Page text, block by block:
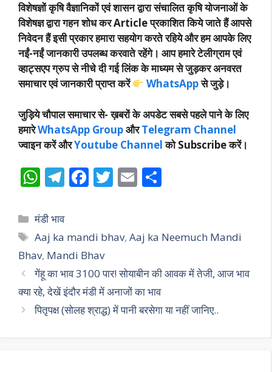
विशेषज्ञों कृषि वैज्ञानिकों एवं शासन द्वारा संचालित कृषि योजनाओं के
विशेषज्ञ द्वारा गहन शोध कर Article प्रकाशित किये जाते हैं आपसे
निवेदन हैं इसी प्रकार हमारा सहयोग करते रहिये और हम आपके लिए
नईं-नईं जानकारी उपलब्ध करवाते रहेंगे। आप हमारे टेलीग्राम एवं
व्हाट्सएप ग्रुप से नीचे दी गई लिंक के माध्यम से जुड़कर अनवरत
समाचार एवं जानकारी प्राप्त करें
WhatsAppसे जुड़े।
जुड़िये चौपाल समाचार से-ख़बरों के अपडेट सबसे पहले पाने के लिए
हमारेWhatsApp GroupऔरTelegram Channel
ज्वाइन करें औरYoutube Channelको Subscribe करें।
W
at
s
A
p
p
T
e
gr
a
m
F
b
o
o
k
T
er
E
l e
Categories
मंडी भाव
Tags
Aaj ka mandi bhav,Aaj ka Neemuch Mandi
Bhav, Mandi Bhav
गेंहू का भाव 3100 पार! सोयाबीन की आवक में तेजी, आज भाव
क्या रहे, देखें इंदौर मंडी में अनाजों का भाव
पितृपक्ष (सोलह श्राद्ध) में पानी बरसेगा या नहीं जानिए..